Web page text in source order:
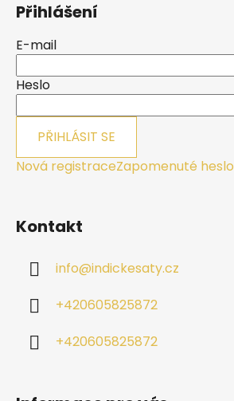
Přihlášení
E-mail
Heslo
PŘIHLÁSIT SE
Nová registraceZapomenuté heslo
Kontakt
info@indickesaty.cz
+420605825872
+420605825872